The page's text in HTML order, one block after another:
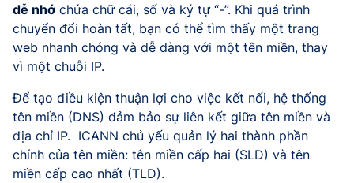
dễ nhớ chứa chữ cái, số và ký tự “-”. Khi quá trình
chuyển đổi hoàn tất, bạn có thể tìm thấy một trang
web nhanh chóng và dễ dàng với một tên miền, thay
vì một chuỗi IP.
Để tạo điều kiện thuận lợi cho việc kết nối, hệ thống
tên miền (DNS) đảm bảo sự liên kết giữa tên miền và
địa chỉ IP. ICANN chủ yếu quản lý hai thành phần
chính của tên miền: tên miền cấp hai (SLD) và tên
miền cấp cao nhất (TLD).